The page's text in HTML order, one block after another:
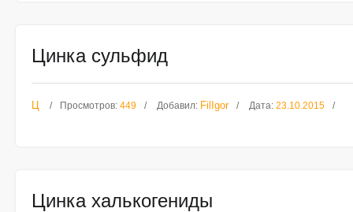
Цинка сульфид
Ц Просмотров: 449 Добавил: FilIgor Дата: 23.10.2015
Цинка халькогениды